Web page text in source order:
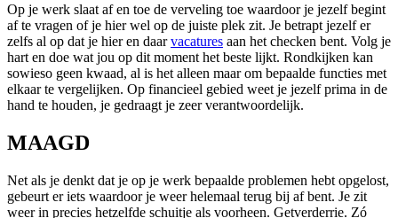
Op je werk slaat af en toe de verveling toe waardoor je jezelf begint
af te vragen of je hier wel op de juiste plek zit. Je betrapt jezelf er
zelfs al op dat je hier en daarvacatures aan het checken bent. Volg je
hart en doe wat jou op dit moment het beste lijkt. Rondkijken kan
sowieso geen kwaad, al is het alleen maar om bepaalde functies met
elkaar te vergelijken. Op financieel gebied weet je jezelf prima in de
hand te houden, je gedraagt je zeer verantwoordelijk.
MAAGD
Net als je denkt dat je op je werk bepaalde problemen hebt opgelost,
gebeurt er iets waardoor je weer helemaal terug bij af bent. Je zit
weer in precies hetzelfde schuitje als voorheen. Getverderrie. Zó